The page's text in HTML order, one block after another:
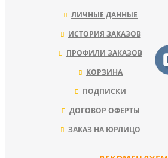
ЛИЧНЫЕ ДАННЫЕ
ИСТОРИЯ ЗАКАЗОВ
ПРОФИЛИ ЗАКАЗОВ
КОРЗИНА
ПОДПИСКИ
ДОГОВОР ОФЕРТЫ
ЗАКАЗ НА ЮРЛИЦО